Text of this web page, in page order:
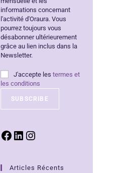
informations concernant
l'activité d'Oraura. Vous
pourrez toujours vous
désabonner ultérieurement
grâce au lien inclus dans la
Newsletter.
J'accepte les termes et
les conditions
Articles Récents